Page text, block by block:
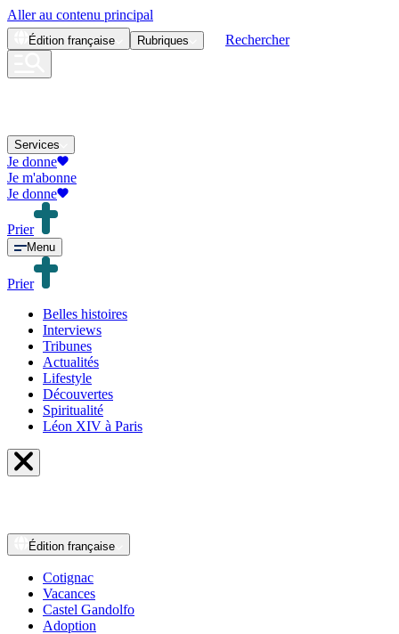
Aller au contenu principal
Édition française Rubriques Rechercher
Services
Je donne
Je m'abonne
Je donne
Prier
Menu
Prier
Belles histoires
Interviews
Tribunes
Actualités
Lifestyle
Découvertes
Spiritualité
Léon XIV à Paris
Édition française
Cotignac
Vacances
Castel Gandolfo
Adoption